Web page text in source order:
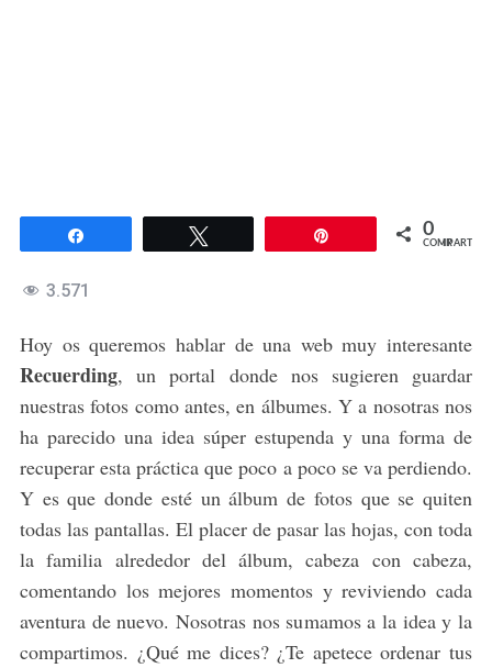
0
COMPARTIR
3.571
Hoy os queremos hablar de una web muy interesante
Recuerding, un portal donde nos sugieren guardar
nuestras fotos como antes, en álbumes. Y a nosotras nos
ha parecido una idea súper estupenda y una forma de
recuperar esta práctica que poco a poco se va perdiendo.
Y es que donde esté un álbum de fotos que se quiten
todas las pantallas. El placer de pasar las hojas, con toda
la familia alrededor del álbum, cabeza con cabeza,
comentando los mejores momentos y reviviendo cada
aventura de nuevo. Nosotras nos sumamos a la idea y la
compartimos. ¿Qué me dices? ¿Te apetece ordenar tus